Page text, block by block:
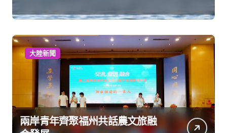
大陸新聞
兩岸青年齊聚福州共話農文旅融